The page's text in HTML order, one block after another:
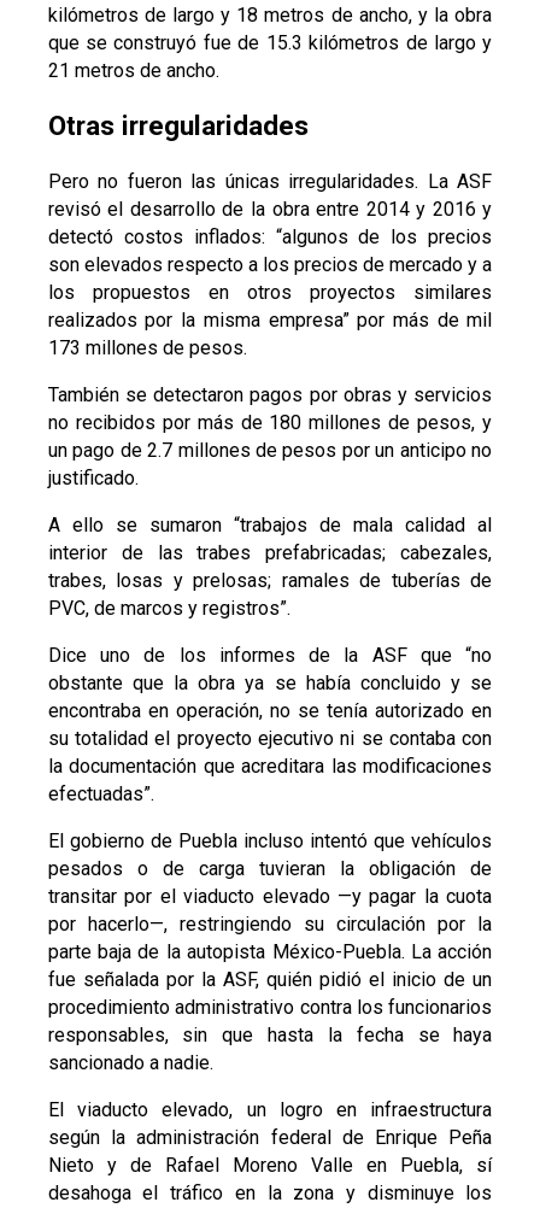
kilómetros de largo y 18 metros de ancho, y la obra
que se construyó fue de 15.3 kilómetros de largo y
21 metros de ancho.
Otras irregularidades
Pero no fueron las únicas irregularidades. La ASF
revisó el desarrollo de la obra entre 2014 y 2016 y
detectó costos inflados: “algunos de los precios
son elevados respecto a los precios de mercado y a
los propuestos en otros proyectos similares
realizados por la misma empresa” por más de mil
173 millones de pesos.
También se detectaron pagos por obras y servicios
no recibidos por más de 180 millones de pesos, y
un pago de 2.7 millones de pesos por un anticipo no
justificado.
A ello se sumaron “trabajos de mala calidad al
interior de las trabes prefabricadas; cabezales,
trabes, losas y prelosas; ramales de tuberías de
PVC, de marcos y registros”.
Dice uno de los informes de la ASF que “no
obstante que la obra ya se había concluido y se
encontraba en operación, no se tenía autorizado en
su totalidad el proyecto ejecutivo ni se contaba con
la documentación que acreditara las modificaciones
efectuadas”.
El gobierno de Puebla incluso intentó que vehículos
pesados o de carga tuvieran la obligación de
transitar por el viaducto elevado —y pagar la cuota
por hacerlo—, restringiendo su circulación por la
parte baja de la autopista México-Puebla. La acción
fue señalada por la ASF, quién pidió el inicio de un
procedimiento administrativo contra los funcionarios
responsables, sin que hasta la fecha se haya
sancionado a nadie.
El viaducto elevado, un logro en infraestructura
según la administración federal de Enrique Peña
Nieto y de Rafael Moreno Valle en Puebla, sí
desahoga el tráfico en la zona y disminuye los